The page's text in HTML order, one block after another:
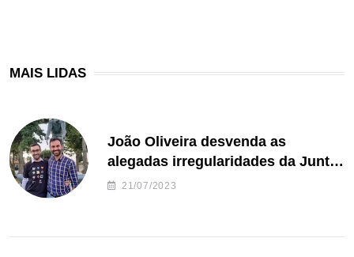
MAIS LIDAS
João Oliveira desvenda as
alegadas irregularidades da Junta
de Freguesia S. João de Ver
21/07/2023